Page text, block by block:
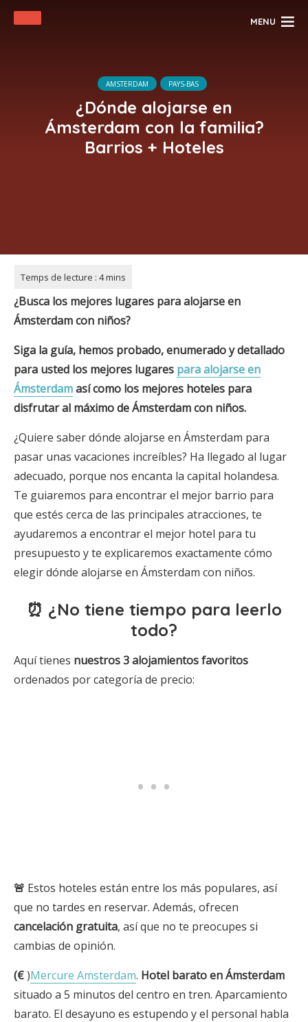
MENU
AMSTERDAM PAYS-BAS
¿Dónde alojarse en
Ámsterdam con la familia?
Barrios + Hoteles
¿Busca los mejores lugares para alojarse en
Ámsterdamcon niños?
Siga la guía, hemos probado, enumerado y detallado
para usted los mejores lugares para alojarse en
Ámsterdamasí como los mejores hoteles para
disfrutar al máximo deÁmsterdamcon niños.
¿Quiere saber dónde alojarse en Ámsterdam para
pasar unas vacaciones increíbles? Ha llegado al lugar
adecuado, porque nos encanta la capital holandesa.
Te guiaremos para encontrar el mejor barrio para
que estés cerca de las principales atracciones, te
ayudaremos a encontrar el mejor hotel para tu
presupuesto y te explicaremos exactamente cómo
elegir dónde alojarse en Ámsterdam con niños.
⏰ ¿No tiene tiempo para leerlo
todo?
Aquí tienes nuestros 3 alojamientosfavoritos
ordenados por categoría de precio:
🚨 Estos hoteles están entre los más populares, así
que no tardes en reservar. Además, ofrecen
cancelación gratuita, así que no te preocupes si
cambias de opinión.
(€)Mercure Amsterdam. Hotel barato en Ámsterdam
situado a 5 minutos del centro en tren. Aparcamiento
barato. El desayuno es estupendo y el personal habla